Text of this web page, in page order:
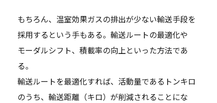
もちろん、温室効果ガスの排出が少ない輸送手段を
採用するという手もある。輸送ルートの最適化や
モーダルシフト、積載率の向上といった方法であ
る。
輸送ルートを最適化すれば、活動量であるトンキロ
のうち、輸送距離（キロ）が削減されることにな